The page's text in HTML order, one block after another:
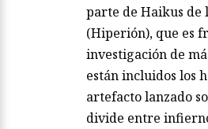
parte de Haikus de
(Hiperión), que es
investigación de
están incluidos los
artefacto lanzado
divide entre